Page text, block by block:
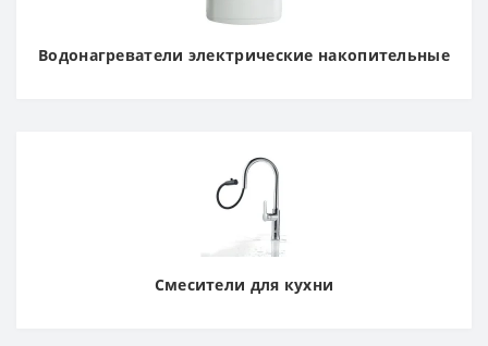
Водонагреватели электрические накопительные
Смесители для кухни